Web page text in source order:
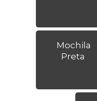
Mochila
Preta